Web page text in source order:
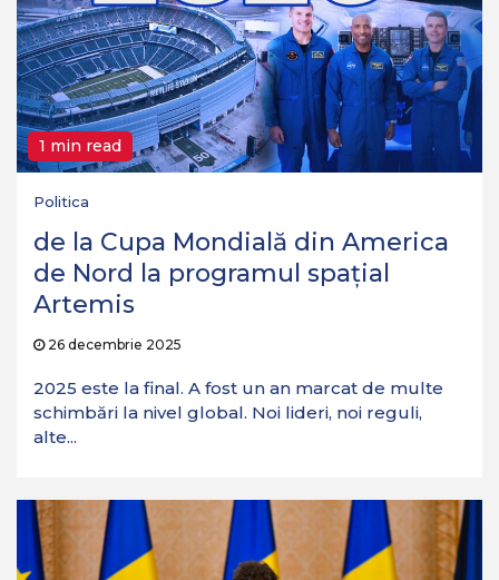
1 min read
Politica
de la Cupa Mondială din America
de Nord la programul spațial
Artemis
26 decembrie 2025
2025 este la final. A fost un an marcat de multe
schimbări la nivel global. Noi lideri, noi reguli,
alte...